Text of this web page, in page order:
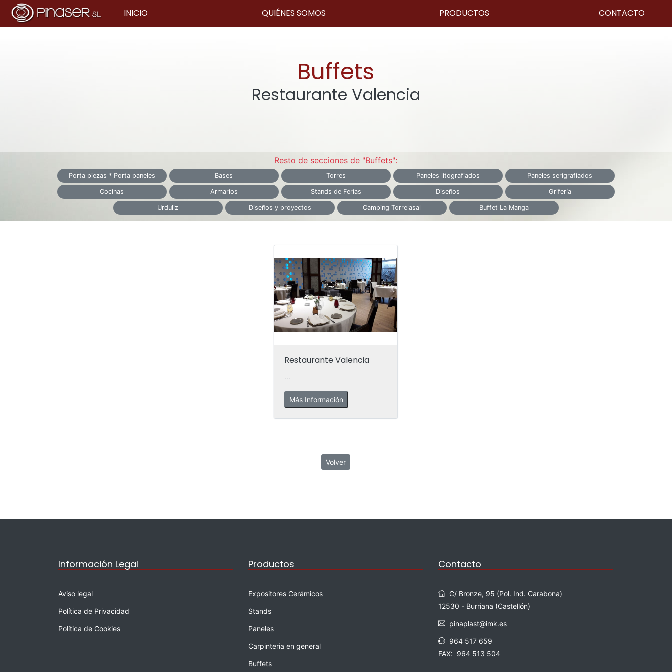
INICIO QUIÉNES SOMOS PRODUCTOS CONTACTO
Buffets
Restaurante Valencia
Resto de secciones de "Buffets":
Porta piezas * Porta paneles Bases Torres Paneles litografiados Paneles serigrafiados
Cocinas Armarios Stands de Ferias Diseños Grifería
Urduliz Diseños y proyectos Camping Torrelasal Buffet La Manga
Restaurante Valencia
...
Más Información
Volver
Información Legal
Aviso legal
Política de Privacidad
Política de Cookies
Productos
Expositores Cerámicos
Stands
Paneles
Carpinteria en general
Buffets
Contacto
C/ Bronze, 95 (Pol. Ind. Carabona)
12530 - Burriana (Castellón)
pinaplast@imk.es
964 517 659
FAX: 964 513 504